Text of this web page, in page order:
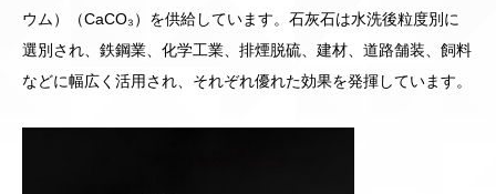
ウム）（CaCO₃）を供給しています。石灰石は水洗後粒度別に
選別され、鉄鋼業、化学工業、排煙脱硫、建材、道路舗装、飼料
などに幅広く活用され、それぞれ優れた効果を発揮しています。